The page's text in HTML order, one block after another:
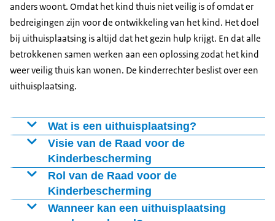
anders woont. Omdat het kind thuis niet veilig is of omdat er
bedreigingen zijn voor de ontwikkeling van het kind. Het doel
bij uithuisplaatsing is altijd dat het gezin hulp krijgt. En dat alle
betrokkenen samen werken aan een oplossing zodat het kind
weer veilig thuis kan wonen. De kinderrechter beslist over een
uithuisplaatsing.
Wat is een uithuisplaatsing?
Een uithuisplaatsing betekent dat een kind tijdelijk
ergens anders woont. Omdat het kind thuis niet veilig is
of omdat er bedreigingen zijn voor de ontwikkeling van
het kind. Het doel bij uithuisplaatsing is altijd dat het
gezin hulp krijgt. En dat alle betrokkenen samen
Visie van de Raad voor de
Kinderbescherming
Ook al zijn we vaak kort in beeld, we realiseren ons dat
onze impact groot kan zijn. Ingrijpen in de thuissituatie
van een kind doen we dan ook niet zomaar. Is dat écht
Rol van de Raad voor de
Kinderbescherming
Stemmen de ouders niet in met het voorstel van de
Wanneer kan een uithuisplaatsing